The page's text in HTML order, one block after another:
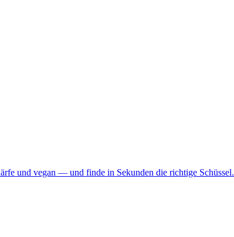
und vegan — und finde in Sekunden die richtige Schüssel.